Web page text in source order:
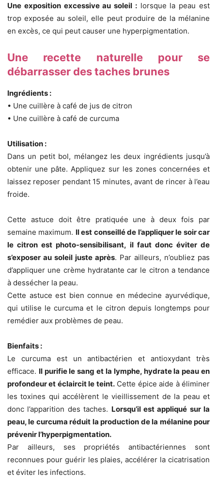
Une exposition excessive au soleil :lorsque la peau est
trop exposée au soleil, elle peut produire de la mélanine
en excès, ce qui peut causer une hyperpigmentation.
Une recette naturelle pour se
débarrasser des taches brunes
Ingrédients :
• Une cuillère à café de jus de citron
• Une cuillère à café de curcuma
Utilisation :
Dans un petit bol, mélangez les deux ingrédients jusqu’à
obtenir une pâte. Appliquez sur les zones concernées et
laissez reposer pendant 15 minutes, avant de rincer à l’eau
froide.
Cette astuce doit être pratiquée une à deux fois par
semaine maximum. Il est conseillé de l’appliquer le soir car
le citron est photo-sensibilisant, il faut donc éviter de
s’exposer au soleil juste après. Par ailleurs, n’oubliez pas
d’appliquer une crème hydratante car le citron a tendance
à dessécher la peau.
Cette astuce est bien connue en médecine ayurvédique,
qui utilise le curcuma et le citron depuis longtemps pour
remédier aux problèmes de peau.
Bienfaits :
Le curcuma est un antibactérien et antioxydant très
efficace. Il purifie le sang et la lymphe, hydrate la peau en
profondeur et éclaircit le teint.Cette épice aide à éliminer
les toxines qui accélèrent le vieillissement de la peau et
donc l’apparition des taches. Lorsqu’il est appliqué sur la
peau, le curcuma réduit la production de la mélanine pour
prévenir l’hyperpigmentation.
Par ailleurs, ses propriétés antibactériennes sont
reconnues pour guérir les plaies, accélérer la cicatrisation
et éviter les infections.